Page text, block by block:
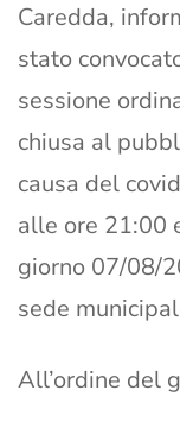
Caredda,
stato
sessione
chiusa al
causa del
alle ore 21:00
giorno 07/08/
sede
All’ordine del